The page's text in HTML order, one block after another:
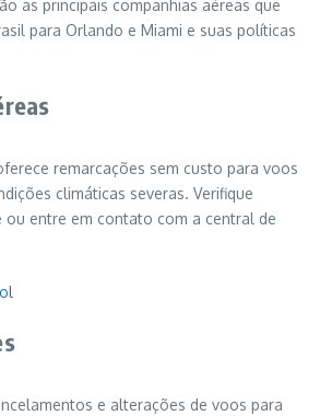
as principais companhias aéreas que
para Orlando e Miami e suas políticas
remarcações sem custo para voos
climáticas severas. Verifique
ou entre em contato com a central de
e alterações de voos para